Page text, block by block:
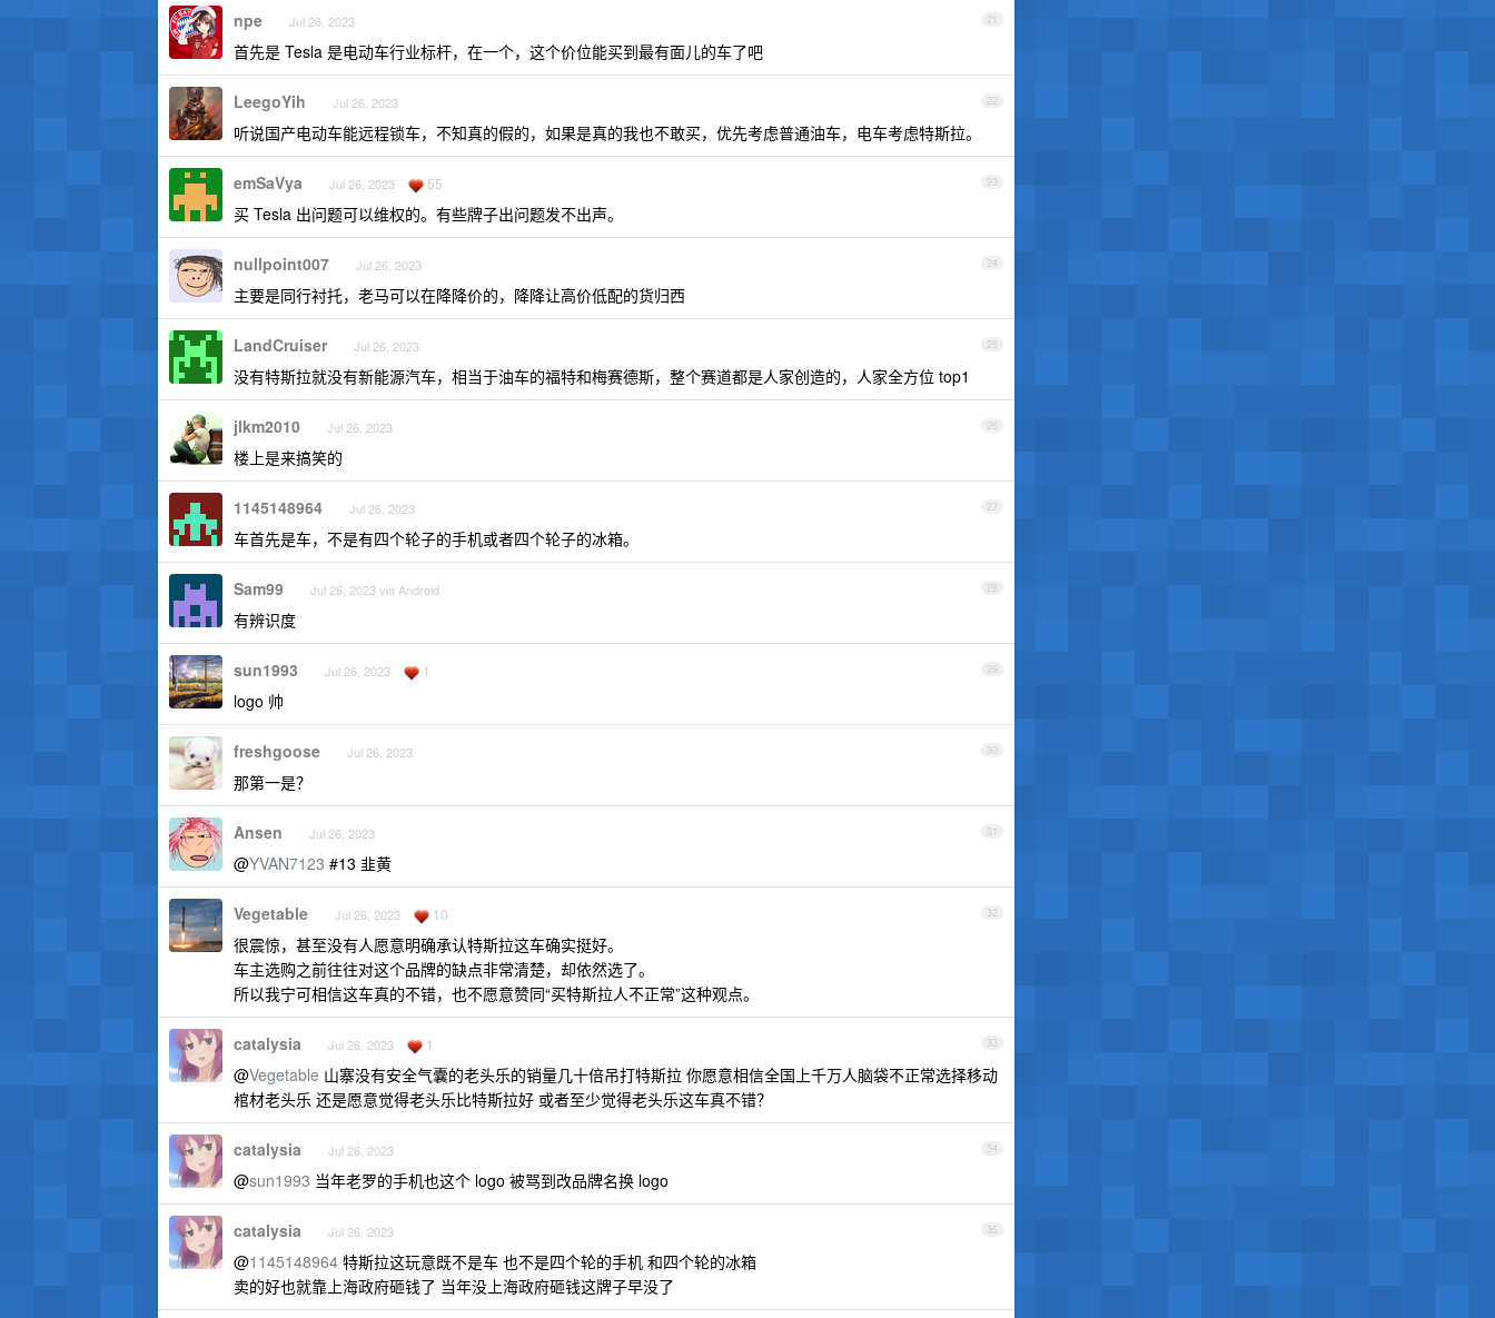
21
npe Jul 26, 2023
首先是 Tesla 是电动车行业标杆，在一个，这个价位能买到最有面儿的车了吧
22
LeegoYih Jul 26, 2023
听说国产电动车能远程锁车，不知真的假的，如果是真的我也不敢买，优先考虑普通油车，电车考虑特斯拉。
23
emSaVya Jul 26, 2023 55
买 Tesla 出问题可以维权的。有些牌子出问题发不出声。
24
nullpoint007 Jul 26, 2023
主要是同行衬托，老马可以在降降价的，降降让高价低配的货归西
25
LandCruiser Jul 26, 2023
没有特斯拉就没有新能源汽车，相当于油车的福特和梅赛德斯，整个赛道都是人家创造的，人家全方位 top1
26
jlkm2010 Jul 26, 2023
楼上是来搞笑的
27
1145148964 Jul 26, 2023
车首先是车，不是有四个轮子的手机或者四个轮子的冰箱。
28
Sam99 Jul 26, 2023 via Android
有辨识度
29
sun1993 Jul 26, 2023 1
logo 帅
30
freshgoose Jul 26, 2023
那第一是？
31
Ansen Jul 26, 2023
@YVAN7123 #13 韭黄
32
Vegetable Jul 26, 2023 10
很震惊，甚至没有人愿意明确承认特斯拉这车确实挺好。
车主选购之前往往对这个品牌的缺点非常清楚，却依然选了。
所以我宁可相信这车真的不错，也不愿意赞同“买特斯拉人不正常”这种观点。
33
catalysia Jul 26, 2023 1
@Vegetable 山寨没有安全气囊的老头乐的销量几十倍吊打特斯拉 你愿意相信全国上千万人脑袋不正常选择移动
棺材老头乐 还是愿意觉得老头乐比特斯拉好 或者至少觉得老头乐这车真不错？
34
catalysia Jul 26, 2023
@sun1993 当年老罗的手机也这个 logo 被骂到改品牌名换 logo
35
catalysia Jul 26, 2023
@1145148964 特斯拉这玩意既不是车 也不是四个轮的手机 和四个轮的冰箱
卖的好也就靠上海政府砸钱了 当年没上海政府砸钱这牌子早没了